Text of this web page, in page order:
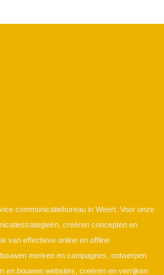
communicatiebureau in Weert. Voor onze
creëren concepten en
van effectieve online en offline
merken en campagnes, ontwerpen
en bouwen websites, creëren en verrijken